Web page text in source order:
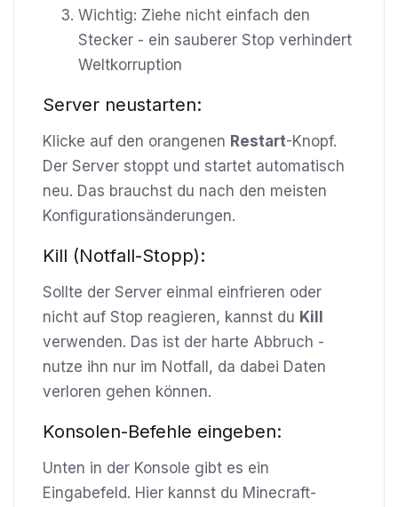
Wichtig: Ziehe nicht einfach den
Stecker - ein sauberer Stop verhindert
Weltkorruption
Server neustarten:
Klicke auf den orangenen Restart-Knopf.
Der Server stoppt und startet automatisch
neu. Das brauchst du nach den meisten
Konfigurationsänderungen.
Kill (Notfall-Stopp):
Sollte der Server einmal einfrieren oder
nicht auf Stop reagieren, kannst du Kill
verwenden. Das ist der harte Abbruch -
nutze ihn nur im Notfall, da dabei Daten
verloren gehen können.
Konsolen-Befehle eingeben:
Unten in der Konsole gibt es ein
Eingabefeld. Hier kannst du Minecraft-